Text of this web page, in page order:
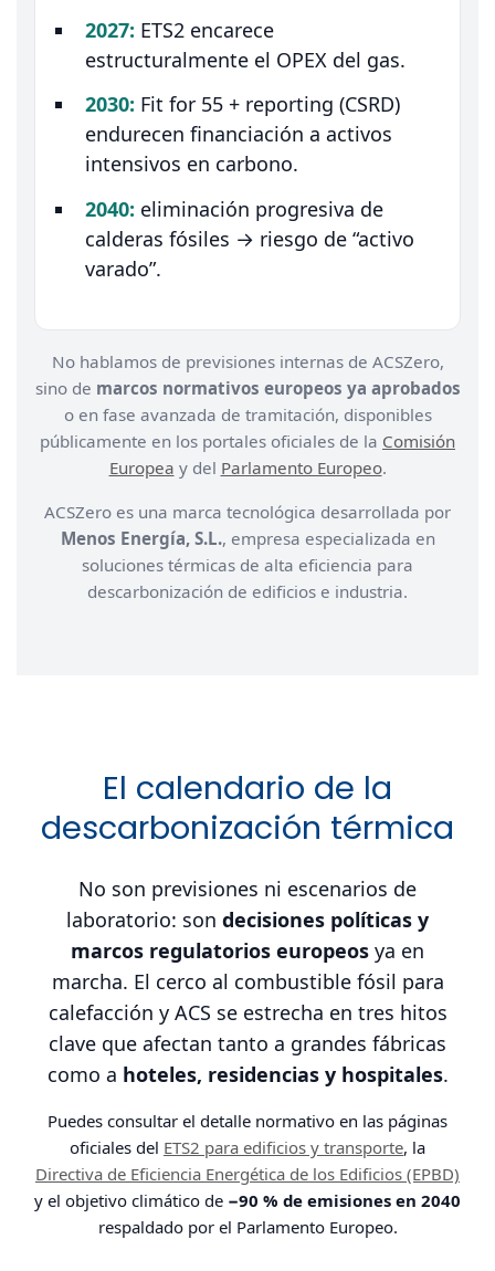
2027: ETS2 encarece
estructuralmente el OPEX del gas.
2030: Fit for 55 + reporting (CSRD)
endurecen financiación a activos
intensivos en carbono.
2040: eliminación progresiva de
calderas fósiles → riesgo de “activo
varado”.
No hablamos de previsiones internas de ACSZero,
sino de marcos normativos europeos ya aprobados
o en fase avanzada de tramitación, disponibles
públicamente en los portales oficiales de la Comisión
Europea y del Parlamento Europeo.
ACSZero es una marca tecnológica desarrollada por
Menos Energía, S.L., empresa especializada en
soluciones térmicas de alta eficiencia para
descarbonización de edificios e industria.
El calendario de la
descarbonización térmica
No son previsiones ni escenarios de
laboratorio: son decisiones políticas y
marcos regulatorios europeos ya en
marcha. El cerco al combustible fósil para
calefacción y ACS se estrecha en tres hitos
clave que afectan tanto a grandes fábricas
como a hoteles, residencias y hospitales.
Puedes consultar el detalle normativo en las páginas
oficiales del ETS2 para edificios y transporte, la
Directiva de Eficiencia Energética de los Edificios (EPBD)
y el objetivo climático de −90 % de emisiones en 2040
respaldado por el Parlamento Europeo.